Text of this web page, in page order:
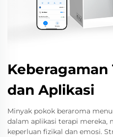
dan Aplikasi
Minyak pokok beraroma
dalam aplikasi terapi mereka,
keperluan fizikal dan emosi.